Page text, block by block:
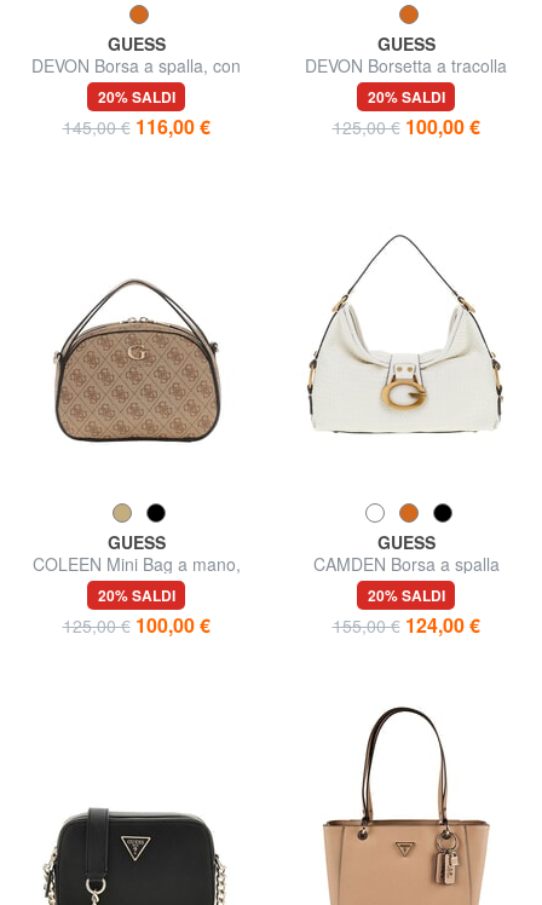
GUESS
DEVON Borsa a spalla, con
tracolla
20% SALDI
145,00 € 116,00 €
GUESS
DEVON Borsetta a tracolla
20% SALDI
125,00 € 100,00 €
GUESS
COLEEN Mini Bag a mano,
con tracolla
20% SALDI
125,00 € 100,00 €
GUESS
CAMDEN Borsa a spalla
20% SALDI
155,00 € 124,00 €